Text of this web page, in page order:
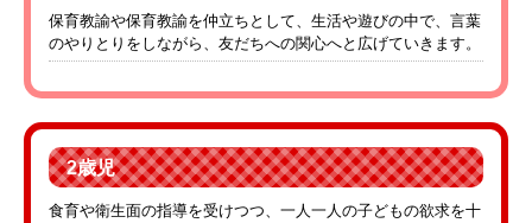
保育教諭や保育教諭を仲立ちとして、生活や遊びの中で、言葉
のやりとりをしながら、友だちへの関心へと広げていきます。
2歳児
食育や衛生面の指導を受けつつ、一人一人の子どもの欲求を十